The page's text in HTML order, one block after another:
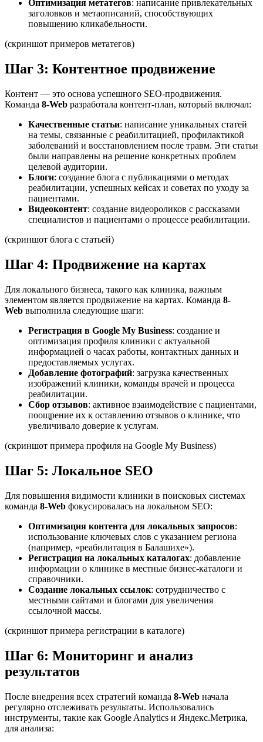
Оптимизация метатегов: написание привлекательных
заголовков и метаописаний, способствующих
повышению кликабельности.
(скриншот примеров метатегов)
Шаг 3: Контентное продвижение
Контент — это основа успешного SEO-продвижения.
Команда 8-Web разработала контент-план, который включал:
Качественные статьи: написание уникальных статей
на темы, связанные с реабилитацией, профилактикой
заболеваний и восстановлением после травм. Эти статьи
были направлены на решение конкретных проблем
целевой аудитории.
Блоги: создание блога с публикациями о методах
реабилитации, успешных кейсах и советах по уходу за
пациентами.
Видеоконтент: создание видеороликов с рассказами
специалистов и пациентами о процессе реабилитации.
(скриншот блога с статьей)
Шаг 4: Продвижение на картах
Для локального бизнеса, такого как клиника, важным
элементом является продвижение на картах. Команда 8-
Web выполнила следующие шаги:
Регистрация в Google My Business: создание и
оптимизация профиля клиники с актуальной
информацией о часах работы, контактных данных и
предоставляемых услугах.
Добавление фотографий: загрузка качественных
изображений клиники, команды врачей и процесса
реабилитации.
Сбор отзывов: активное взаимодействие с пациентами,
поощрение их к оставлению отзывов о клинике, что
увеличивало доверие к услугам.
(скриншот примера профиля на Google My Business)
Шаг 5: Локальное SEO
Для повышения видимости клиники в поисковых системах
команда 8-Web фокусировалась на локальном SEO:
Оптимизация контента для локальных запросов:
использование ключевых слов с указанием региона
(например, «реабилитация в Балашихе»).
Регистрация на локальных каталогах: добавление
информации о клинике в местные бизнес-каталоги и
справочники.
Создание локальных ссылок: сотрудничество с
местными сайтами и блогами для увеличения
ссылочной массы.
(скриншот примера регистрации в каталоге)
Шаг 6: Мониторинг и анализ
результатов
После внедрения всех стратегий команда 8-Web начала
регулярно отслеживать результаты. Использовались
инструменты, такие как Google Analytics и Яндекс.Метрика,
для анализа: